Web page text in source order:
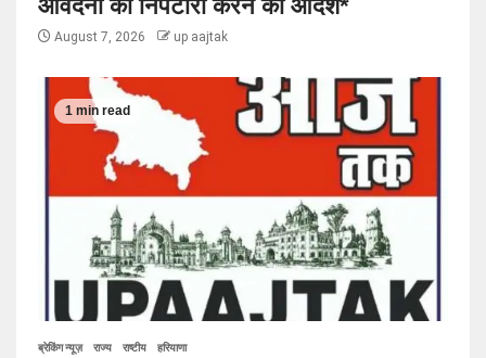
आवेदनों का निपटारा करने का आदेश*
August 7, 2026 up aajtak
1 min read
ब्रेकिंग न्यूज़ राज्य राष्टीय हरियाणा